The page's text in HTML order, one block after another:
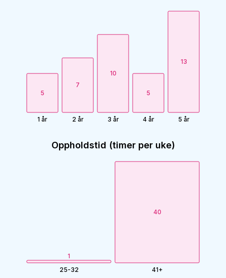
5
1 år
7
2 år
10
3 år
5
4 år
13
5 år
Oppholdstid (timer per uke)
1
25-32
40
41+